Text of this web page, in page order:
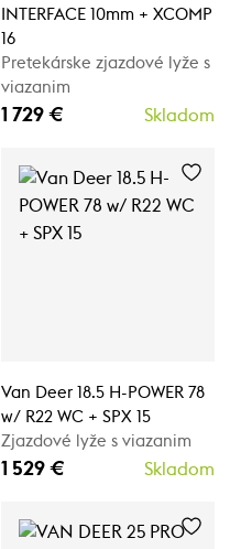
INTERFACE 10mm + XCOMP
16
Pretekárske zjazdové lyže s
viazanim
1 729 € Skladom
Van Deer 18.5 H-POWER 78
w/ R22 WC + SPX 15
Zjazdové lyže s viazanim
1 529 € Skladom